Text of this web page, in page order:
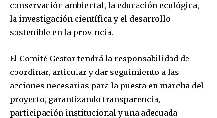
conservación ambiental, la educación ecológica,
la investigación científica y el desarrollo
sostenible en la provincia.
El Comité Gestor tendrá la responsabilidad de
coordinar, articular y dar seguimiento a las
acciones necesarias para la puesta en marcha del
proyecto, garantizando transparencia,
participación institucional y una adecuada